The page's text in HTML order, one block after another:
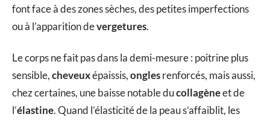
font face à des zones sèches, des petites imperfections
ou à l’apparition devergetures.
Le corps ne fait pas dans la demi-mesure : poitrine plus
sensible,cheveuxépaissis,onglesrenforcés, mais aussi,
chez certaines, une baisse notable ducollagèneet de
l’élastine. Quand l’élasticité de la peau s’affaiblit, les